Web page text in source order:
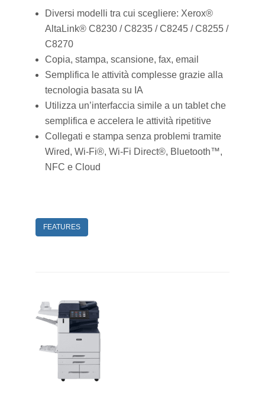
Diversi modelli tra cui scegliere: Xerox®
AltaLink® C8230 / C8235 / C8245 / C8255 /
C8270
Copia, stampa, scansione, fax, email
Semplifica le attività complesse grazie alla
tecnologia basata su IA
Utilizza un’interfaccia simile a un tablet che
semplifica e accelera le attività ripetitive
Collegati e stampa senza problemi tramite
Wired, Wi-Fi®, Wi-Fi Direct®, Bluetooth™,
NFC e Cloud
FEATURES